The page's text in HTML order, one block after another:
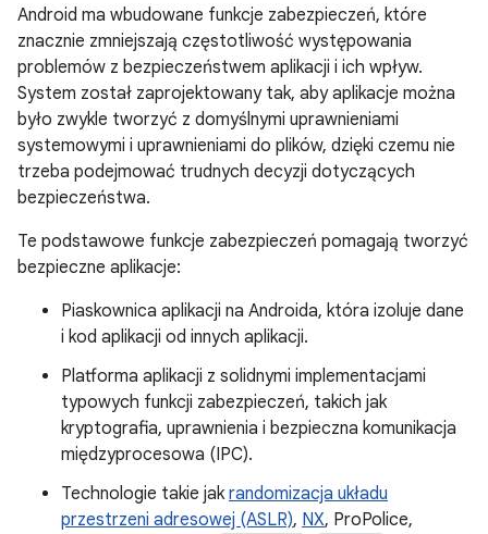
Android ma wbudowane funkcje zabezpieczeń, które
znacznie zmniejszają częstotliwość występowania
problemów z bezpieczeństwem aplikacji i ich wpływ.
System został zaprojektowany tak, aby aplikacje można
było zwykle tworzyć z domyślnymi uprawnieniami
systemowymi i uprawnieniami do plików, dzięki czemu nie
trzeba podejmować trudnych decyzji dotyczących
bezpieczeństwa.
Te podstawowe funkcje zabezpieczeń pomagają tworzyć
bezpieczne aplikacje:
Piaskownica aplikacji na Androida, która izoluje dane
i kod aplikacji od innych aplikacji.
Platforma aplikacji z solidnymi implementacjami
typowych funkcji zabezpieczeń, takich jak
kryptografia, uprawnienia i bezpieczna komunikacja
międzyprocesowa (IPC).
Technologie takie jak randomizacja układu
przestrzeni adresowej (ASLR), NX, ProPolice,